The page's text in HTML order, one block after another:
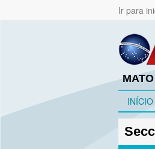
Ir para
INÍCIO